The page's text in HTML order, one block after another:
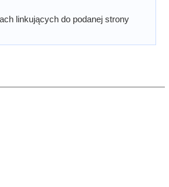
linkujących do podanej strony